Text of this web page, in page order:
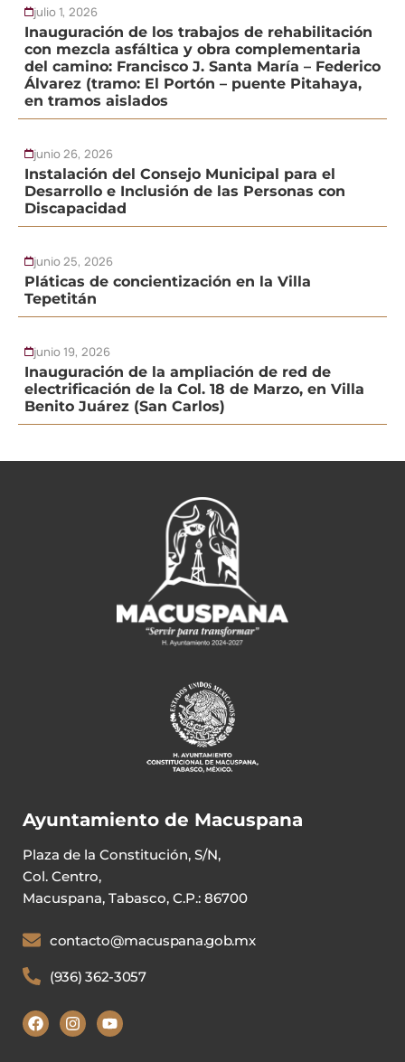
julio 1, 2026
Inauguración de los trabajos de rehabilitación
con mezcla asfáltica y obra complementaria
del camino: Francisco J. Santa María – Federico
Álvarez (tramo: El Portón – puente Pitahaya,
en tramos aislados
junio 26, 2026
Instalación del Consejo Municipal para el
Desarrollo e Inclusión de las Personas con
Discapacidad
junio 25, 2026
Pláticas de concientización en la Villa
Tepetitán
junio 19, 2026
Inauguración de la ampliación de red de
electrificación de la Col. 18 de Marzo, en Villa
Benito Juárez (San Carlos)
Ayuntamiento de Macuspana
Plaza de la Constitución, S/N,
Col. Centro,
Macuspana, Tabasco, C.P.: 86700
contacto@macuspana.gob.mx
(936) 362-3057